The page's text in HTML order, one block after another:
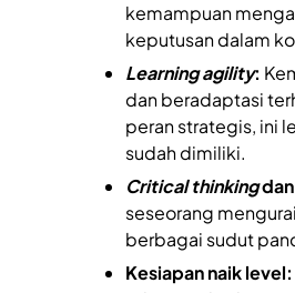
kemampuan
keputusan dalam
Learning agility:
dan beradaptasi
peran strategis, ini
sudah dimiliki.
Critical thinkingdan
seseorang
berbagai sudut
Kesiapan naik level: